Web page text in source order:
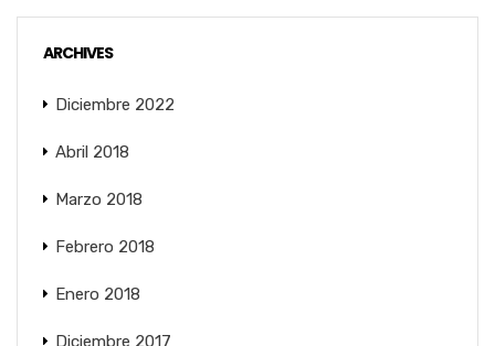
ARCHIVES
Diciembre 2022
Abril 2018
Marzo 2018
Febrero 2018
Enero 2018
Diciembre 2017